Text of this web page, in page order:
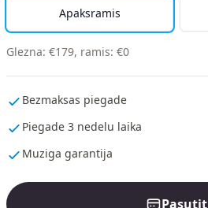
Apaksramis
Glezna: €179, ramis: €0
Bezmaksas piegade
Piegade 3 nedelu laika
Muziga garantija
Pasutit